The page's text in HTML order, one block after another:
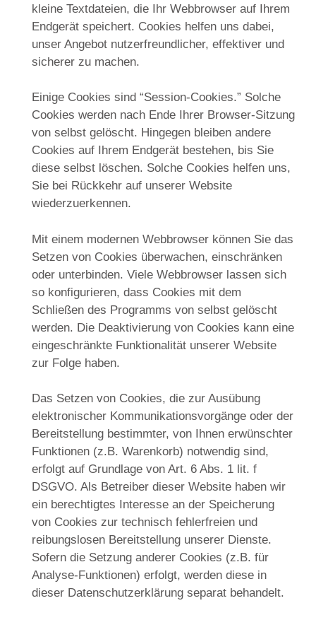
kleine Textdateien, die Ihr Webbrowser auf Ihrem
Endgerät speichert. Cookies helfen uns dabei,
unser Angebot nutzerfreundlicher, effektiver und
sicherer zu machen.
Einige Cookies sind “Session-Cookies.” Solche
Cookies werden nach Ende Ihrer Browser-Sitzung
von selbst gelöscht. Hingegen bleiben andere
Cookies auf Ihrem Endgerät bestehen, bis Sie
diese selbst löschen. Solche Cookies helfen uns,
Sie bei Rückkehr auf unserer Website
wiederzuerkennen.
Mit einem modernen Webbrowser können Sie das
Setzen von Cookies überwachen, einschränken
oder unterbinden. Viele Webbrowser lassen sich
so konfigurieren, dass Cookies mit dem
Schließen des Programms von selbst gelöscht
werden. Die Deaktivierung von Cookies kann eine
eingeschränkte Funktionalität unserer Website
zur Folge haben.
Das Setzen von Cookies, die zur Ausübung
elektronischer Kommunikationsvorgänge oder der
Bereitstellung bestimmter, von Ihnen erwünschter
Funktionen (z.B. Warenkorb) notwendig sind,
erfolgt auf Grundlage von Art. 6 Abs. 1 lit. f
DSGVO. Als Betreiber dieser Website haben wir
ein berechtigtes Interesse an der Speicherung
von Cookies zur technisch fehlerfreien und
reibungslosen Bereitstellung unserer Dienste.
Sofern die Setzung anderer Cookies (z.B. für
Analyse-Funktionen) erfolgt, werden diese in
dieser Datenschutzerklärung separat behandelt.